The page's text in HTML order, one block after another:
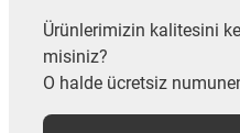
Ürünlerimizin kalitesini
misiniz?
O halde ücretsiz